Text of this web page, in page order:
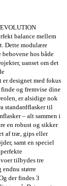
EVOLUTION
balance mellem
Dette modulære
hos både
uanset om det
designet med fokus
og fremvise dine
er alsidige nok
standardflasker til
– alt sammen i
en robust og sikker
af træ, gips eller
samt en speciel
tilbydes tre
større
der findes 3